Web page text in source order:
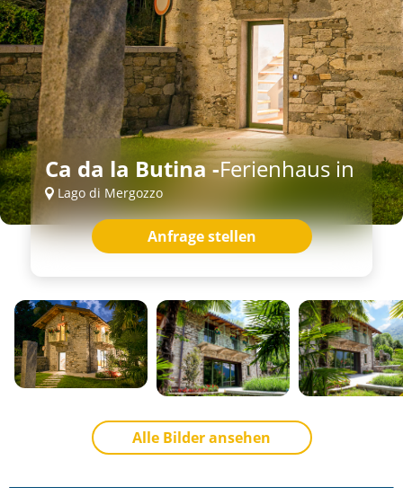
Alle Bilder ansehen
Ca da la Butina -Ferienhaus in
Lago di Mergozzo
Anfrage stellen